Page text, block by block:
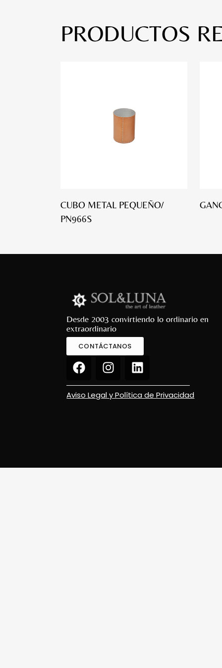
PRODUCTOS
CUBO METAL PEQUEÑO/
PN966S
Desde 2003 convirtiendo lo ordinario en
extraordinario
CONTÁCTANOS
Aviso Legal y Política de Privacidad